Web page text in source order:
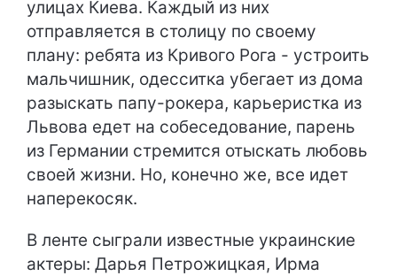
улицах Киева. Каждый из них
отправляется в столицу по своему
плану: ребята из Кривого Рога - устроить
мальчишник, одесситка убегает из дома
разыскать папу-рокера, карьеристка из
Львова едет на собеседование, парень
из Германии стремится отыскать любовь
своей жизни. Но, конечно же, все идет
наперекосяк.
В ленте сыграли известные украинские
актеры: Дарья Петрожицкая, Ирма